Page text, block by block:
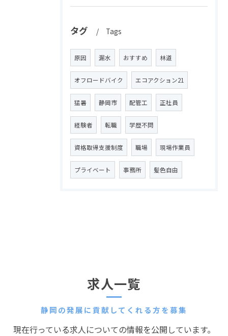
タグ Tags
原因 漏水 おすすめ 林道
オフロードバイク エコアクション21
猛暑 静岡市 配管工 正社員
経験者 転職 学歴不問
資格取得支援制度 職場 現場作業員
プライベート 事務所 髪色自由
静岡の発展に貢献してくれる方を募集
求人一覧
現在行っている求人についての情報を公開しています。